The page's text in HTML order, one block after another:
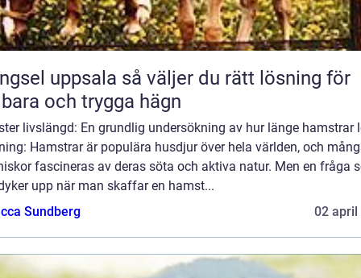
så väljer du rätt lösning för
och trygga hägn
livslängd: En grundlig undersökning av hur länge hamstrar
Hamstrar är populära husdjur över hela världen, och
fascineras av deras söta och aktiva natur. Men en fråga
upp när man skaffar en hamst...
Sundberg
02 april